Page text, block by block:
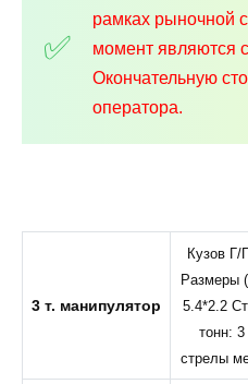
рамках рыночной
момент являются
Окончательную
оператора.
3 т. манипулятор
Кузов Г/
Размеры
5.4*2.2
тонн:
стрелы